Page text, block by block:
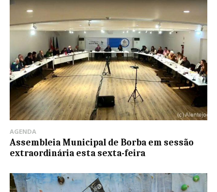
AGENDA
Assembleia Municipal de Borba em sessão
extraordinária esta sexta-feira